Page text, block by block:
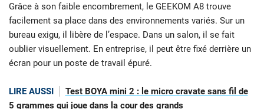
Grâce à son faible encombrement, le GEEKOM A8 trouve
facilement sa place dans des environnements variés. Sur un
bureau exigu, il libère de l’espace. Dans un salon, il se fait
oublier visuellement. En entreprise, il peut être fixé derrière un
écran pour un poste de travail épuré.
LIRE AUSSI
Test BOYA mini 2 : le micro cravate sans fil de
5 grammes qui joue dans la cour des grands